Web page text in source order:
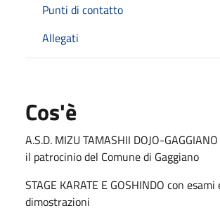
Punti di contatto
Allegati
Cos'è
A.S.D. MIZU TAMASHII DOJO-
il patrocinio del Comune di Gaggiano
STAGE KARATE E GOSHINDO con esami
dimostrazioni